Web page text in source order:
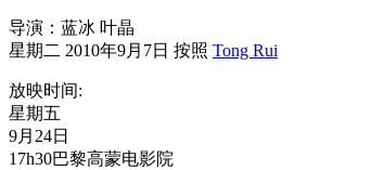
导演：蓝冰 叶晶
星期二 2010年9月7日 按照 Tong Rui
放映时间:
星期五
9月24日
17h30巴黎高蒙电影院